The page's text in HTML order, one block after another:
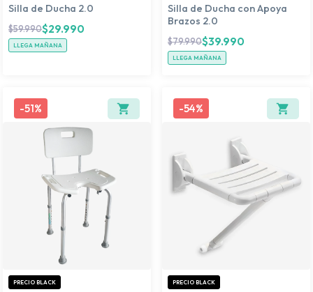
Silla de Ducha 2.0
$59.990$29.990
LLEGA MAÑANA
Silla de Ducha con Apoya
Brazos 2.0
$79.990$39.990
LLEGA MAÑANA
-51%
PRECIO BLACK
-54%
PRECIO BLACK